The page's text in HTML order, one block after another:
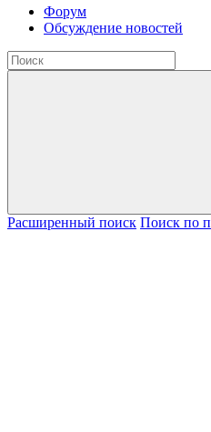
Форум
Обсуждение новостей
Расширенный поиск Поиск по